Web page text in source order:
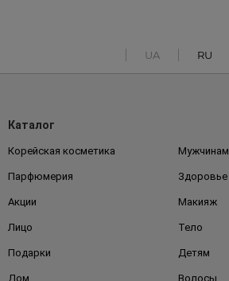
UA RU
Каталог
Корейская косметика Мужчинам
Парфюмерия Здоровье
Акции Макияж
Лицо Тело
Подарки Детям
Дом Волосы